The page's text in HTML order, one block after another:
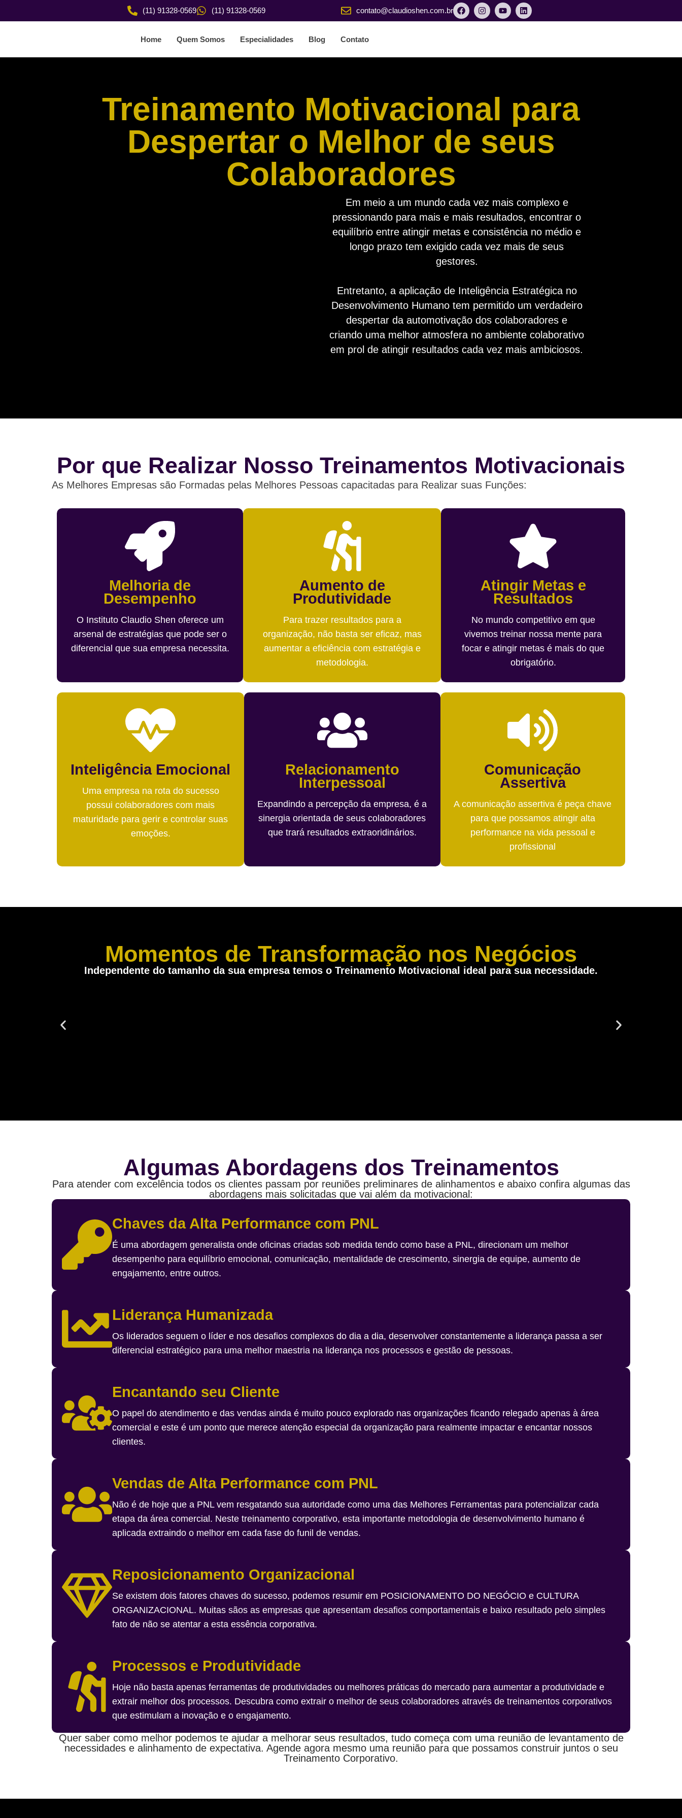
(11) 91328-0569 (11) 91328-0569 contato@claudioshen.com.br
Home Quem Somos Especialidades Blog Contato
Treinamento Motivacional para
Despertar o Melhor de seus
Colaboradores
Em meio a um mundo cada vez mais complexo e
pressionando para mais e mais resultados, encontrar o
equilíbrio entre atingir metas e consistência no médio e
longo prazo tem exigido cada vez mais de seus
gestores.
Entretanto, a aplicação de Inteligência Estratégica no
Desenvolvimento Humano tem permitido um verdadeiro
despertar da automotivação dos colaboradores e
criando uma melhor atmosfera no ambiente colaborativo
em prol de atingir resultados cada vez mais ambiciosos.
Por que Realizar Nosso Treinamentos Motivacionais
As Melhores Empresas são Formadas pelas Melhores Pessoas capacitadas para Realizar suas Funções:
Melhoria de
Desempenho
O Instituto Claudio Shen oferece um
arsenal de estratégias que pode ser o
diferencial que sua empresa necessita.
Aumento de
Produtividade
Para trazer resultados para a
organização, não basta ser eficaz, mas
aumentar a eficiência com estratégia e
metodologia.
Atingir Metas e
Resultados
No mundo competitivo em que
vivemos treinar nossa mente para
focar e atingir metas é mais do que
obrigatório.
Inteligência Emocional
Uma empresa na rota do sucesso
possui colaboradores com mais
maturidade para gerir e controlar suas
emoções.
Relacionamento
Interpessoal
Expandindo a percepção da empresa, é a
sinergia orientada de seus colaboradores
que trará resultados extraoridinários.
Comunicação
Assertiva
A comunicação assertiva é peça chave
para que possamos atingir alta
performance na vida pessoal e
profissional
Momentos de Transformação nos Negócios
Independente do tamanho da sua empresa temos o Treinamento Motivacional ideal para sua necessidade.
Algumas Abordagens dos Treinamentos
Para atender com excelência todos os clientes passam por reuniões preliminares de alinhamentos e abaixo confira algumas das
abordagens mais solicitadas que vai além da motivacional:
Chaves da Alta Performance com PNL
É uma abordagem generalista onde oficinas criadas sob medida tendo como base a PNL, direcionam um melhor
desempenho para equilíbrio emocional, comunicação, mentalidade de crescimento, sinergia de equipe, aumento de
engajamento, entre outros.
Liderança Humanizada
Os liderados seguem o líder e nos desafios complexos do dia a dia, desenvolver constantemente a liderança passa a ser
diferencial estratégico para uma melhor maestria na liderança nos processos e gestão de pessoas.
Encantando seu Cliente
O papel do atendimento e das vendas ainda é muito pouco explorado nas organizações ficando relegado apenas à área
comercial e este é um ponto que merece atenção especial da organização para realmente impactar e encantar nossos
clientes.
Vendas de Alta Performance com PNL
Não é de hoje que a PNL vem resgatando sua autoridade como uma das Melhores Ferramentas para potencializar cada
etapa da área comercial. Neste treinamento corporativo, esta importante metodologia de desenvolvimento humano é
aplicada extraindo o melhor em cada fase do funil de vendas.
Reposicionamento Organizacional
Se existem dois fatores chaves do sucesso, podemos resumir em POSICIONAMENTO DO NEGÓCIO e CULTURA
ORGANIZACIONAL. Muitas sãos as empresas que apresentam desafios comportamentais e baixo resultado pelo simples
fato de não se atentar a esta essência corporativa.
Processos e Produtividade
Hoje não basta apenas ferramentas de produtividades ou melhores práticas do mercado para aumentar a produtividade e
extrair melhor dos processos. Descubra como extrair o melhor de seus colaboradores através de treinamentos corporativos
que estimulam a inovação e o engajamento.
Quer saber como melhor podemos te ajudar a melhorar seus resultados, tudo começa com uma reunião de levantamento de
necessidades e alinhamento de expectativa. Agende agora mesmo uma reunião para que possamos construir juntos o seu
Treinamento Corporativo.